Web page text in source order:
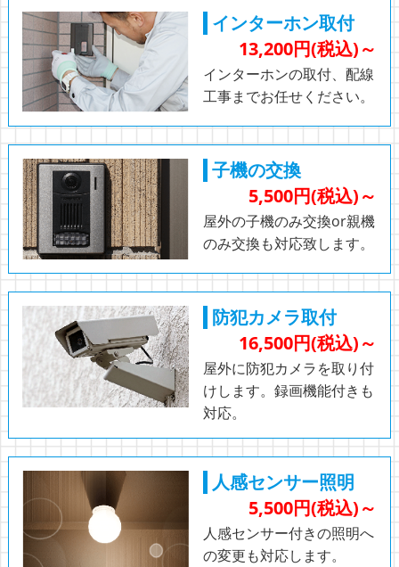
インターホン取付
13,200円(税込)～
インターホンの取付、配線
工事までお任せください。
子機の交換
5,500円(税込)～
屋外の子機のみ交換or親機
のみ交換も対応致します。
防犯カメラ取付
16,500円(税込)～
屋外に防犯カメラを取り付
けします。録画機能付きも
対応。
人感センサー照明
5,500円(税込)～
人感センサー付きの照明へ
の変更も対応します。